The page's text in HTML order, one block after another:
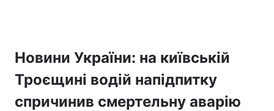
Новини України: на київській
Троєщині водій напідпитку
спричинив смертельну аварію